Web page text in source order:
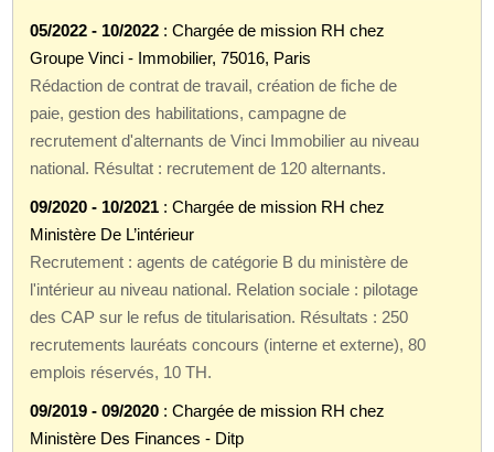
05/2022 - 10/2022 : Chargée de mission RH chez
Groupe Vinci - Immobilier, 75016, Paris
Rédaction de contrat de travail, création de fiche de
paie, gestion des habilitations, campagne de
recrutement d'alternants de Vinci Immobilier au niveau
national. Résultat : recrutement de 120 alternants.
09/2020 - 10/2021 : Chargée de mission RH chez
Ministère De L’intérieur
Recrutement : agents de catégorie B du ministère de
l'intérieur au niveau national. Relation sociale : pilotage
des CAP sur le refus de titularisation. Résultats : 250
recrutements lauréats concours (interne et externe), 80
emplois réservés, 10 TH.
09/2019 - 09/2020 : Chargée de mission RH chez
Ministère Des Finances - Ditp